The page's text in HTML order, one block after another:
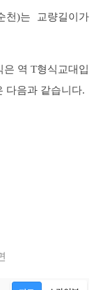
천)는 교량길이가
역 T형식교대입
다음과 같습니다.